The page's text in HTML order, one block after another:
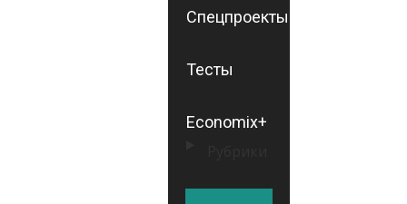
Спецпроекты
Тесты
Economix+